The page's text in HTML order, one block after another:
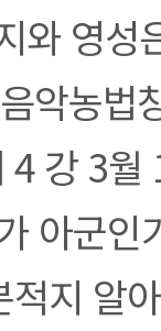
와 영성
악농법
강 3월
아군인
지 알